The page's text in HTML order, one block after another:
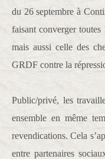
du 26 septembre à
faisant converger
mais aussi celle des
GRDF contre la
Public/privé, les
ensemble en même
revendications. Cela
entre partenaires